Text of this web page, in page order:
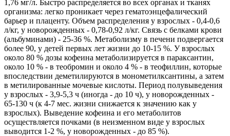
1,76 мг/л. Быстро распределяется во всех органах и тканях
организма: легко проникает через гематоэнцефалический
барьер и плаценту. Объем распределения у взрослых - 0,4-0,6
л/кг, у новорожденных - 0,78-0,92 л/кг. Связь с белками крови
(альбуминами) - 25-36 %. Метаболизму в печени подвергается
более 90, у детей первых лет жизни до 10-15 %. У взрослых
около 80 % дозы кофеина метаболизируется в параксантин,
около 10 % - в теобромин и около 4 % - в теофиллин, которые
впоследствии деметилируются в монометилксантины, а затем
в метилированные мочевые кислоты. Период полувыведения
у взрослых - 3,9-5,3 ч (иногда - до 10 ч), у новорожденных -
65-130 ч (к 4-7 мес. жизни снижается к значению как у
взрослых). Выведение кофеина и его метаболитов
осуществляется почками (в неизменном виде у взрослых
выводится 1-2 %, у новорожденных - до 85 %).